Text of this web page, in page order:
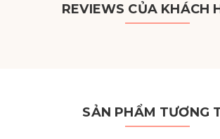
REVIEWS CỦA KHÁCH
SẢN PHẨM TƯƠNG